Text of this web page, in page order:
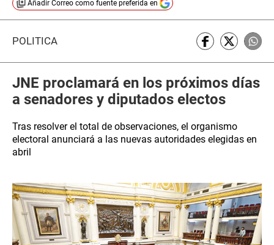
Añadir Correo como fuente preferida en
POLÍTICA
JNE proclamará en los próximos días
a senadores y diputados electos
Tras resolver el total de observaciones, el organismo
electoral anunciará a las nuevas autoridades elegidas en
abril